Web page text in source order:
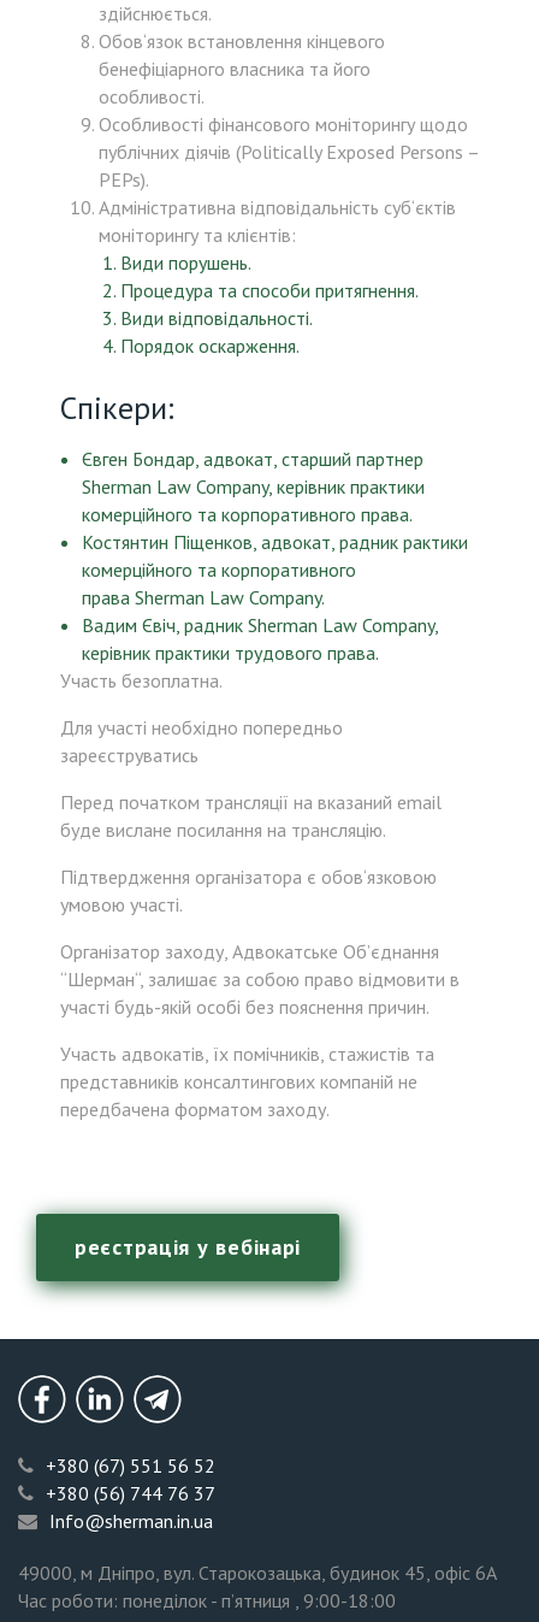
здійснюється.
Обов‘язок встановлення кінцевого
бенефіціарного власника та його
особливості.
Особливості фінансового моніторингу щодо
публічних діячів (Politically Exposed Persons –
PEPs).
Адміністративна відповідальність суб‘єктів
моніторингу та клієнтів:
Види порушень.
Процедура та способи притягнення.
Види відповідальності.
Порядок оскарження.
Спікери:
Євген Бондар, адвокат, старший партнер
Sherman Law Company, керівник практики
комерційного та корпоративного права.
Костянтин Піщенков, адвокат, радник рактики
комерційного та корпоративного
права Sherman Law Company.
Вадим Євіч, радник Sherman Law Company,
керівник практики трудового права.
Участь безоплатна.
Для участі необхідно попередньо
зареєструватись
Перед початком трансляції на вказаний email
буде вислане посилання на трансляцію.
Підтвердження організатора є обов‘язковою
умовою участі.
Організатор заходу, Адвокатське Об’єднання
“Шерман“, залишає за собою право відмовити в
участі будь-якій особі без пояснення причин.
Участь адвокатів, їх помічників, стажистів та
представників консалтингових компаній не
передбачена форматом заходу.
реєстрація у вебінарі
+380 (67) 551 56 52
+380 (56) 744 76 37
Info@sherman.in.ua
49000, м Дніпро, вул. Старокозацька, будинок 45, офіс 6А
Час роботи: понеділок - п’ятниця , 9:00-18:00